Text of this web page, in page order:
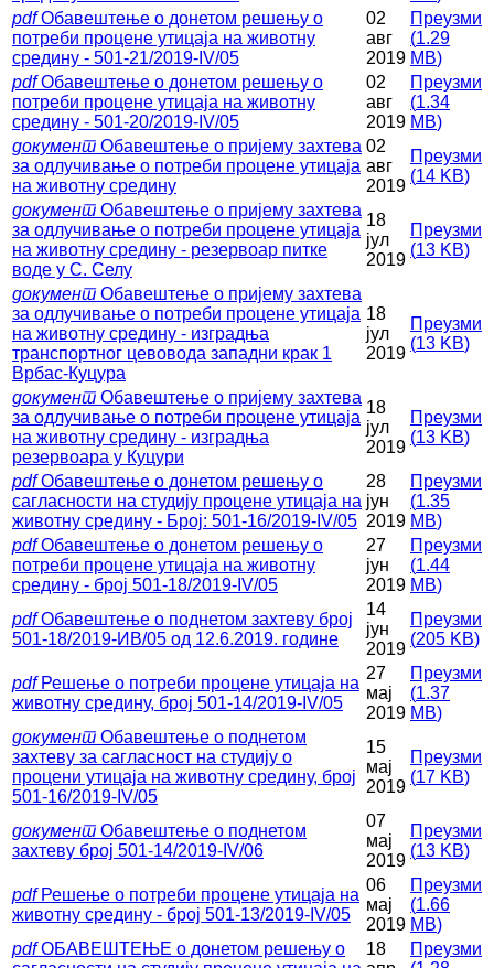
pdf Обавештење о донетом решењу о
потреби процене утицаја на животну
средину - 501-21/2019-IV/05
02
авг
2019
Преузми
(1.29
MB)
pdf Обавештење о донетом решењу о
потреби процене утицаја на животну
средину - 501-20/2019-IV/05
02
авг
2019
Преузми
(1.34
MB)
документ Обавештење о пријему захтева
за одлучивање о потреби процене утицаја
на животну средину
02
авг
2019
Преузми
(14 KB)
документ Обавештење о пријему захтева
за одлучивање о потреби процене утицаја
на животну средину - резервоар питке
воде у С. Селу
18
јул
2019
Преузми
(13 KB)
документ Обавештење о пријему захтева
за одлучивање о потреби процене утицаја
на животну средину - изградња
транспортног цевовода западни крак 1
Врбас-Куцура
18
јул
2019
Преузми
(13 KB)
документ Обавештење о пријему захтева
за одлучивање о потреби процене утицаја
на животну средину - изградња
резервоара у Куцури
18
јул
2019
Преузми
(13 KB)
pdf Обавештење о донетом решењу о
сагласности на студију процене утицаја на
животну средину - Број: 501-16/2019-IV/05
28
јун
2019
Преузми
(1.35
MB)
pdf Обавештење о донетом решењу о
потреби процене утицаја на животну
средину - број 501-18/2019-IV/05
27
јун
2019
Преузми
(1.44
MB)
pdf Обавештење о поднетом захтеву број
501-18/2019-ИВ/05 од 12.6.2019. године
14
јун
2019
Преузми
(205 KB)
pdf Решење о потреби процене утицаја на
животну средину, број 501-14/2019-IV/05
27
мај
2019
Преузми
(1.37
MB)
документ Обавештење о поднетом
захтеву за сагласност на студију о
процени утицаја на животну средину, број
501-16/2019-IV/05
15
мај
2019
Преузми
(17 KB)
документ Обавештење о поднетом
захтеву број 501-14/2019-IV/06
07
мај
2019
Преузми
(13 KB)
pdf Решење о потреби процене утицаја на
животну средину - број 501-13/2019-IV/05
06
мај
2019
Преузми
(1.66
MB)
pdf ОБАВЕШТЕЊЕ о донетом решењу о
18
Преузми